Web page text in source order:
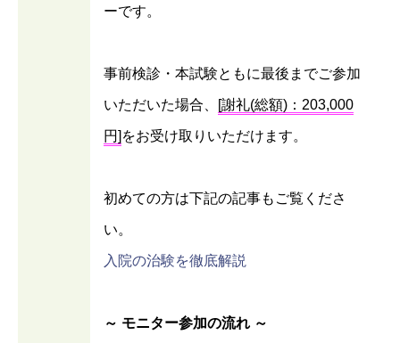
ーです。
事前検診・本試験ともに最後までご参加
いただいた場合、 [謝礼(総額)：203,000
円] をお受け取りいただけます。
初めての方は下記の記事もご覧くださ
い。
入院の治験を徹底解説
～ モニター参加の流れ ～